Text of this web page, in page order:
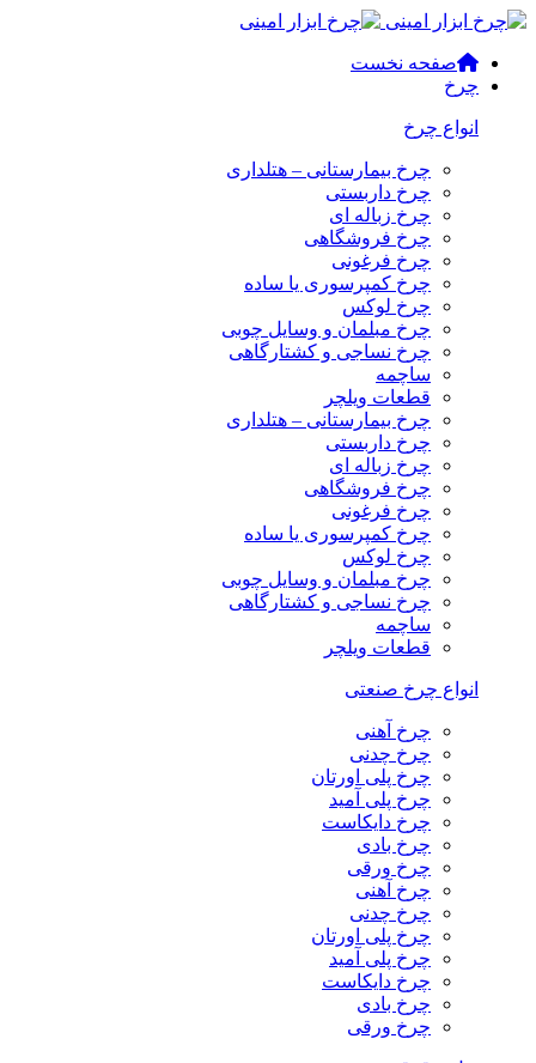
صفحه نخست
چرخ
انواع چرخ
چرخ بیمارستانی – هتلداری
چرخ داربستی
چرخ زباله ای
چرخ فروشگاهی
چرخ فرغونی
چرخ کمپرسوری یا ساده
چرخ لوکس
چرخ مبلمان و وسایل چوبی
چرخ نساجی و کشتارگاهی
ساچمه
قطعات ویلچر
چرخ بیمارستانی – هتلداری
چرخ داربستی
چرخ زباله ای
چرخ فروشگاهی
چرخ فرغونی
چرخ کمپرسوری یا ساده
چرخ لوکس
چرخ مبلمان و وسایل چوبی
چرخ نساجی و کشتارگاهی
ساچمه
قطعات ویلچر
انواع چرخ صنعتی
چرخ آهنی
چرخ چدنی
چرخ پلی اورتان
چرخ پلی آمید
چرخ دایکاست
چرخ بادی
چرخ ورقی
چرخ آهنی
چرخ چدنی
چرخ پلی اورتان
چرخ پلی آمید
چرخ دایکاست
چرخ بادی
چرخ ورقی